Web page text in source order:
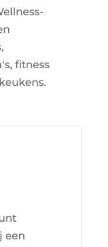
fitness
een